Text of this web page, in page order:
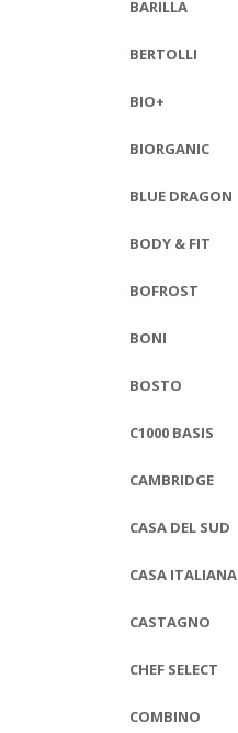
BARILLA
BERTOLLI
BIO+
BIORGANIC
BLUE DRAGON
BODY & FIT
BOFROST
BONI
BOSTO
C1000 BASIS
CAMBRIDGE
CASA DEL SUD
CASA ITALIANA
CASTAGNO
CHEF SELECT
COMBINO